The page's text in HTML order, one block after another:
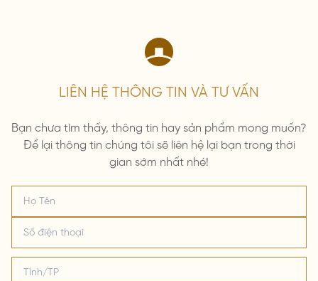
LIÊN HỆ THÔNG TIN VÀ TƯ VẤN
Bạn chưa tìm thấy, thông tin hay sản phẩm mong muốn?
Để lại thông tin chúng tôi sẽ liên hệ lại bạn trong thời
gian sớm nhất nhé!